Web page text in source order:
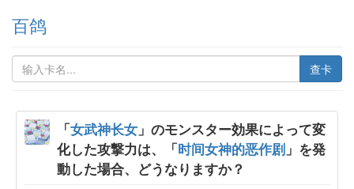
百鸽
查卡
「女武神长女 」のモンスター効果によって変
化した攻撃力は、「时间女神的恶作剧 」を発
動した場合、どうなりますか？